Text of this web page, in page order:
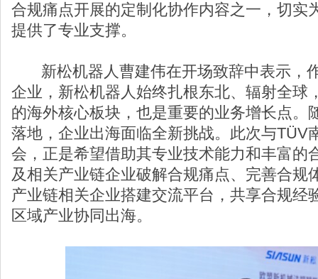
合规痛点开展的定制化协作内容之一，切实
提供了专业支撑。
新松机器人曹建伟在开场致辞中表示，
企业，新松机器人始终扎根东北、辐射全球
的海外核心板块，也是重要的业务增长点。
落地，企业出海面临全新挑战。此次与TÜV
会，正是希望借助其专业技术能力和丰富的
及相关产业链企业破解合规痛点、完善合规
产业链相关企业搭建交流平台，共享合规经
区域产业协同出海。